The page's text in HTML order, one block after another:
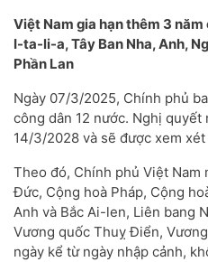
Việt Nam gia hạn thêm 3
I-ta-li-a, Tây Ban Nha, Anh,
Phần Lan
Ngày 07/3/2025, Chính phủ
công dân 12 nước. Nghị
14/3/2028 và sẽ được xem
Theo đó, Chính phủ Việt Nam
Đức, Cộng hoà Pháp, Cộng
Anh và Bắc Ai-len, Liên bang
Vương quốc Thuỵ Điển,
ngày kể từ ngày nhập cảnh,